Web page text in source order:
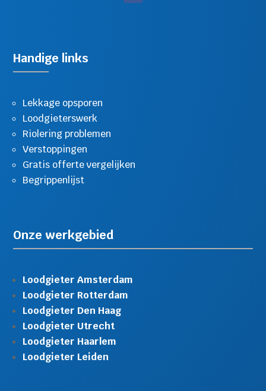
Handige links
Lekkage opsporen
Loodgieterswerk
Riolering problemen
Verstoppingen
Gratis offerte vergelijken
Begrippenlijst
Onze werkgebied
Loodgieter Amsterdam
Loodgieter Rotterdam
Loodgieter Den Haag
Loodgieter Utrecht
Loodgieter Haarlem
Loodgieter Leiden